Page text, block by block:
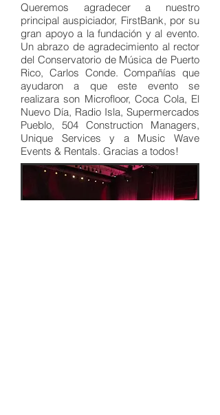
Queremos agradecer a nuestro
principal auspiciador, FirstBank, por su
gran apoyo a la fundación y al evento.
Un abrazo de agradecimiento al rector
del Conservatorio de Música de Puerto
Rico, Carlos Conde. Compañías que
ayudaron a que este evento se
realizara son Microfloor, Coca Cola, El
Nuevo Día, Radio Isla, Supermercados
Pueblo, 504 Construction Managers,
Unique Services y a Music Wave
Events & Rentals. Gracias a todos!